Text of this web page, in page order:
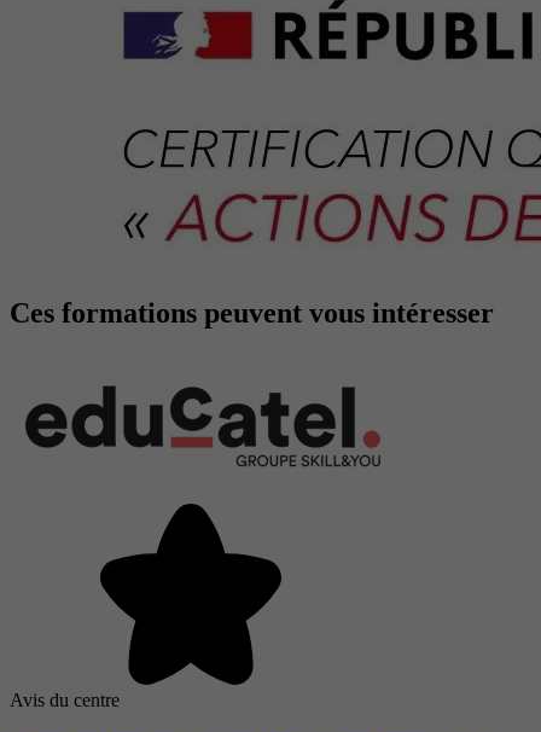
Ces formations peuvent vous intéresser
Avis du centre